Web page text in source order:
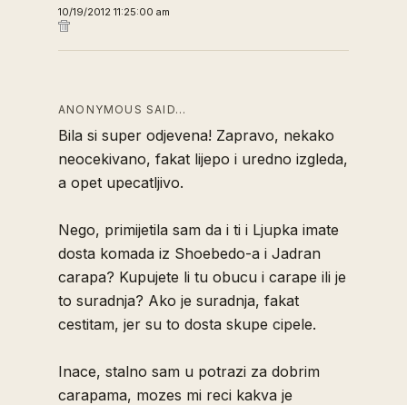
10/19/2012 11:25:00 am
ANONYMOUS SAID…
Bila si super odjevena! Zapravo, nekako
neocekivano, fakat lijepo i uredno izgleda,
a opet upecatljivo.
Nego, primijetila sam da i ti i Ljupka imate
dosta komada iz Shoebedo-a i Jadran
carapa? Kupujete li tu obucu i carape ili je
to suradnja? Ako je suradnja, fakat
cestitam, jer su to dosta skupe cipele.
Inace, stalno sam u potrazi za dobrim
carapama, mozes mi reci kakva je